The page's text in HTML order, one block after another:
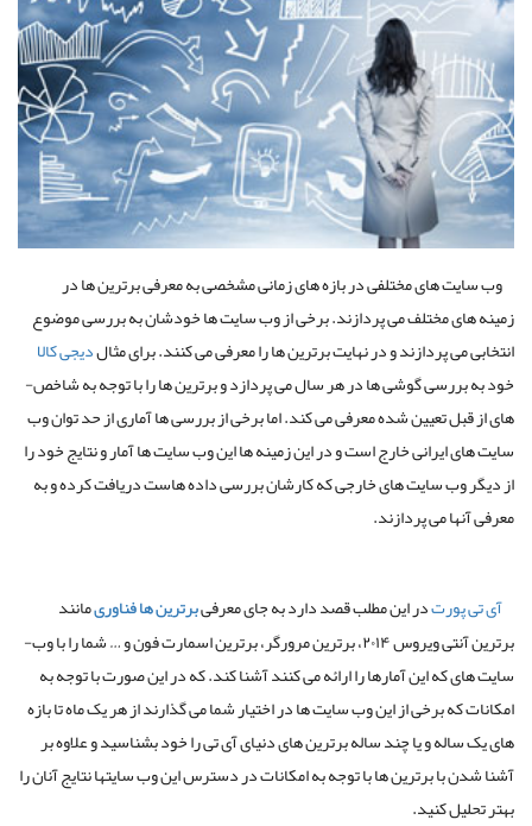
وب ­سایت­ های مختلفی در بازه های زمانی مشخصی به معرفی برترین ها در
زمینه­ های مختلف می ­پردازند. برخی از وب ­سایت ها خودشان به بررسی موضوع
انتخابی می ­پردازند و در نهایت برترین ها را معرفی می­ کنند. برای مثال ­دیجی کالا
خود به بررسی گوشی ها در هر سال می ­پردازد و برترین ­ها را با توجه به شاخص­
های از قبل تعیین شده معرفی می ­کند. اما برخی از بررسی ­ها آماری از حد توان وب
­سایت های ایرانی خارج است و در این زمینه ها این وب ­سایت ها آمار و نتایج خود را
از دیگر وب سایت های خارجی که کارشان بررسی داده هاست دریافت کرده و به
معرفی آنها می ­پردازند.
آی­ تی پورتدر این مطلب قصد دارد به جای معرفیبرترین ها فناوریمانند
برترین آنتی ویروس ۲۰۱۴، برترین مرورگر، برترین اسمارت فون و … شما را با وب­
سایت های که این آمارها را ارائه می کنند آشنا کند. که در این صورت با توجه به
امکانات که برخی از این وب­ سایت­ ها در اختیار شما می­ گذارند از هر یک ماه تا بازه
های یک ساله و یا چند ساله برترین های دنیای آی ­تی را خود بشناسید و علاوه بر
آشنا شدن با برترین ­ها با توجه به امکانات در دسترس این وب­ سایت­ها نتایج آنان را
بهتر تحلیل کنید.